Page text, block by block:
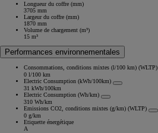
Longueur du coffre (mm)
3705 mm
Largeur du coffre (mm)
1870 mm
Volume de chargement (m³)
15 m³
Performances environnementales
Consommations, conditions mixtes (l/100 km) (WLTP)
0 l/100 km
Electric Consumption (kWh/100km)
31 kWh/100km
Electric Consumption (Wh/km)
310 Wh/km
Emissions CO2, conditions mixtes (g/km) (WLTP)
0 g/km
Etiquette énergétique
A